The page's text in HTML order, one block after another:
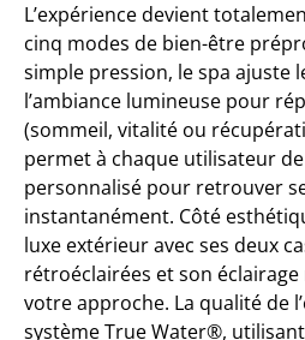
L’expérience devient
cinq modes de bien-être
simple pression, le spa ajuste
l’ambiance lumineuse pour
(sommeil, vitalité ou
permet à chaque utilisateur
personnalisé pour retrouver
instantanément. Côté
luxe extérieur avec ses deux
rétroéclairées et son éclairage
votre approche. La qualité de
système True Water®,